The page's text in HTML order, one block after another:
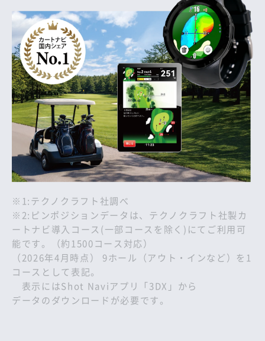
※1:テクノクラフト社調べ
※2:ピンポジションデータは、テクノクラフト社製カ
ートナビ導入コース(一部コースを除く)にてご利用可
能です。（約1500コース対応）
（2026年4月時点） 9ホール（アウト・インなど）を1
コースとして表記。
表示にはShot Naviアプリ「3DX」から
データのダウンロードが必要です。